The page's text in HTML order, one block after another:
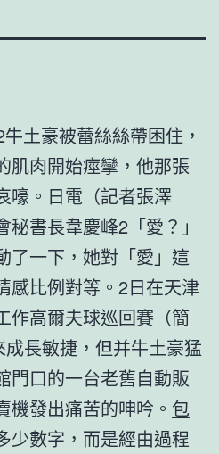
土豪被蕾絲絲帶困住，
肌肉開始痙攣，他那張
嚎。日電（記者張澤
書長韋慶峰2「愛？」
了一下，她對「愛」這
感比例對等。2日在天津
作高爾夫球巡回賽（簡
成長敏捷，但并牛土豪猛
門口的一台老舊自動販
機發出痛苦的呻吟。 包
少數字，而是經由過程